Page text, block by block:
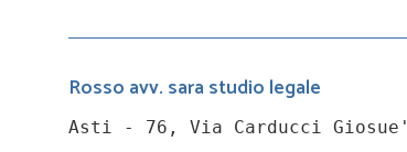
Rosso avv. sara studio legale
Asti - 76, Via Carducci Giosue'